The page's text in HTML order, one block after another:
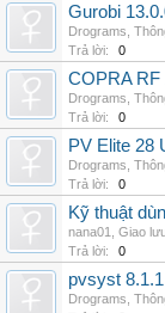
Gurobi
Drograms
Trả lời:
0
COPRA RF
Drograms
Trả lời:
0
PV Elite 28
Drograms
Trả lời:
0
Kỹ thuật
nana01
Giao
Trả lời:
0
pvsyst 8.1.1
Drograms